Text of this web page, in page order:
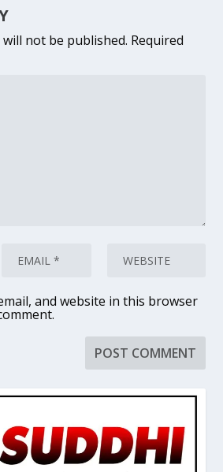
not be published. Required
and website in this browser